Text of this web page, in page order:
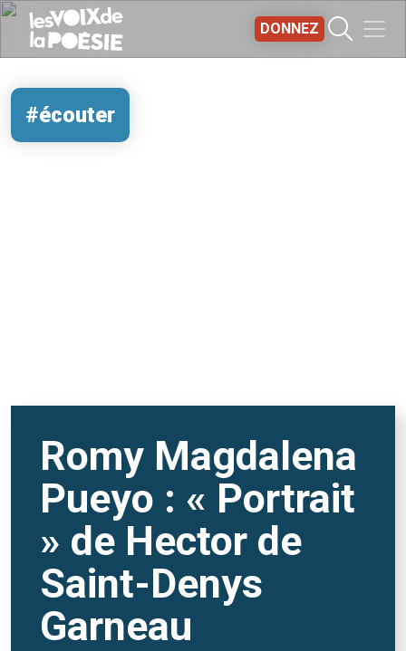
DONNEZ
#écouter
Romy Magdalena
Pueyo : « Portrait
» de Hector de
Saint-Denys
Garneau